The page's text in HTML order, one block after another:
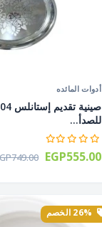
أدوات المائده
للصدأ...
EGP555.00